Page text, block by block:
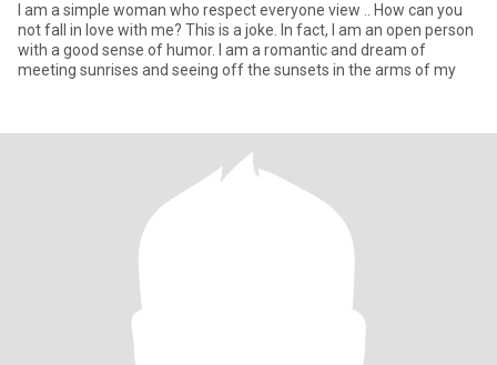
I am a simple woman who respect everyone view .. How can you
not fall in love with me? This is a joke. In fact, I am an open person
with a good sense of humor. I am a romantic and dream of
meeting sunrises and seeing off the sunsets in the arms of my